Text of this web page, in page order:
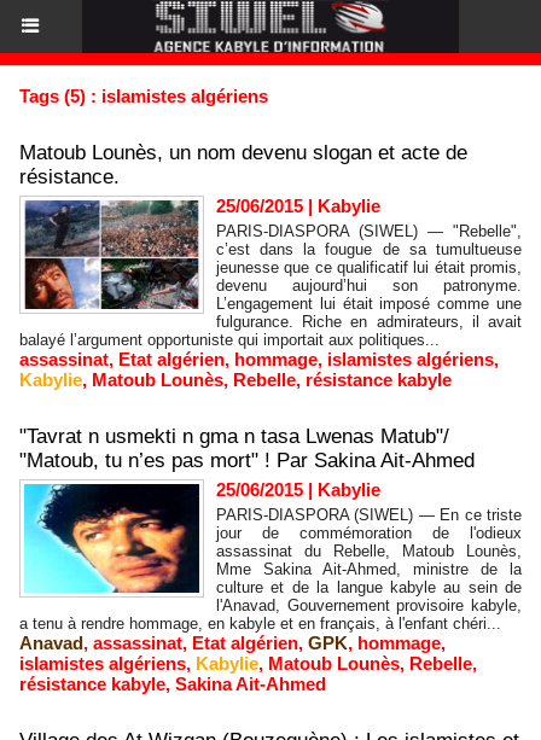
Tags (5) : islamistes algériens
Matoub Lounès, un nom devenu slogan et acte de
résistance.
25/06/2015 | Kabylie
PARIS-DIASPORA (SIWEL) — "Rebelle",
c’est dans la fougue de sa tumultueuse
jeunesse que ce qualificatif lui était promis,
devenu aujourd’hui son patronyme.
L’engagement lui était imposé comme une
fulgurance. Riche en admirateurs, il avait
balayé l’argument opportuniste qui importait aux politiques...
assassinat, Etat algérien, hommage, islamistes algériens,
Kabylie, Matoub Lounès, Rebelle, résistance kabyle
"Tavrat n usmekti n gma n tasa Lwenas Matub"/
"Matoub, tu n’es pas mort" ! Par Sakina Ait-Ahmed
25/06/2015 | Kabylie
PARIS-DIASPORA (SIWEL) — En ce triste
jour de commémoration de l'odieux
assassinat du Rebelle, Matoub Lounès,
Mme Sakina Ait-Ahmed, ministre de la
culture et de la langue kabyle au sein de
l'Anavad, Gouvernement provisoire kabyle,
a tenu à rendre hommage, en kabyle et en français, à l'enfant chéri...
Anavad, assassinat, Etat algérien, GPK, hommage,
islamistes algériens, Kabylie, Matoub Lounès, Rebelle,
résistance kabyle, Sakina Ait-Ahmed